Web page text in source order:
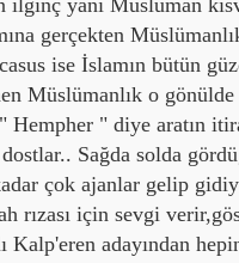
gerçekten
ise İslamın bütün
Müslümanlık o
Hempher " diye aratın
Sağda solda
çok ajanlar gelip
rızası için sevgi
Kalp'eren adayından